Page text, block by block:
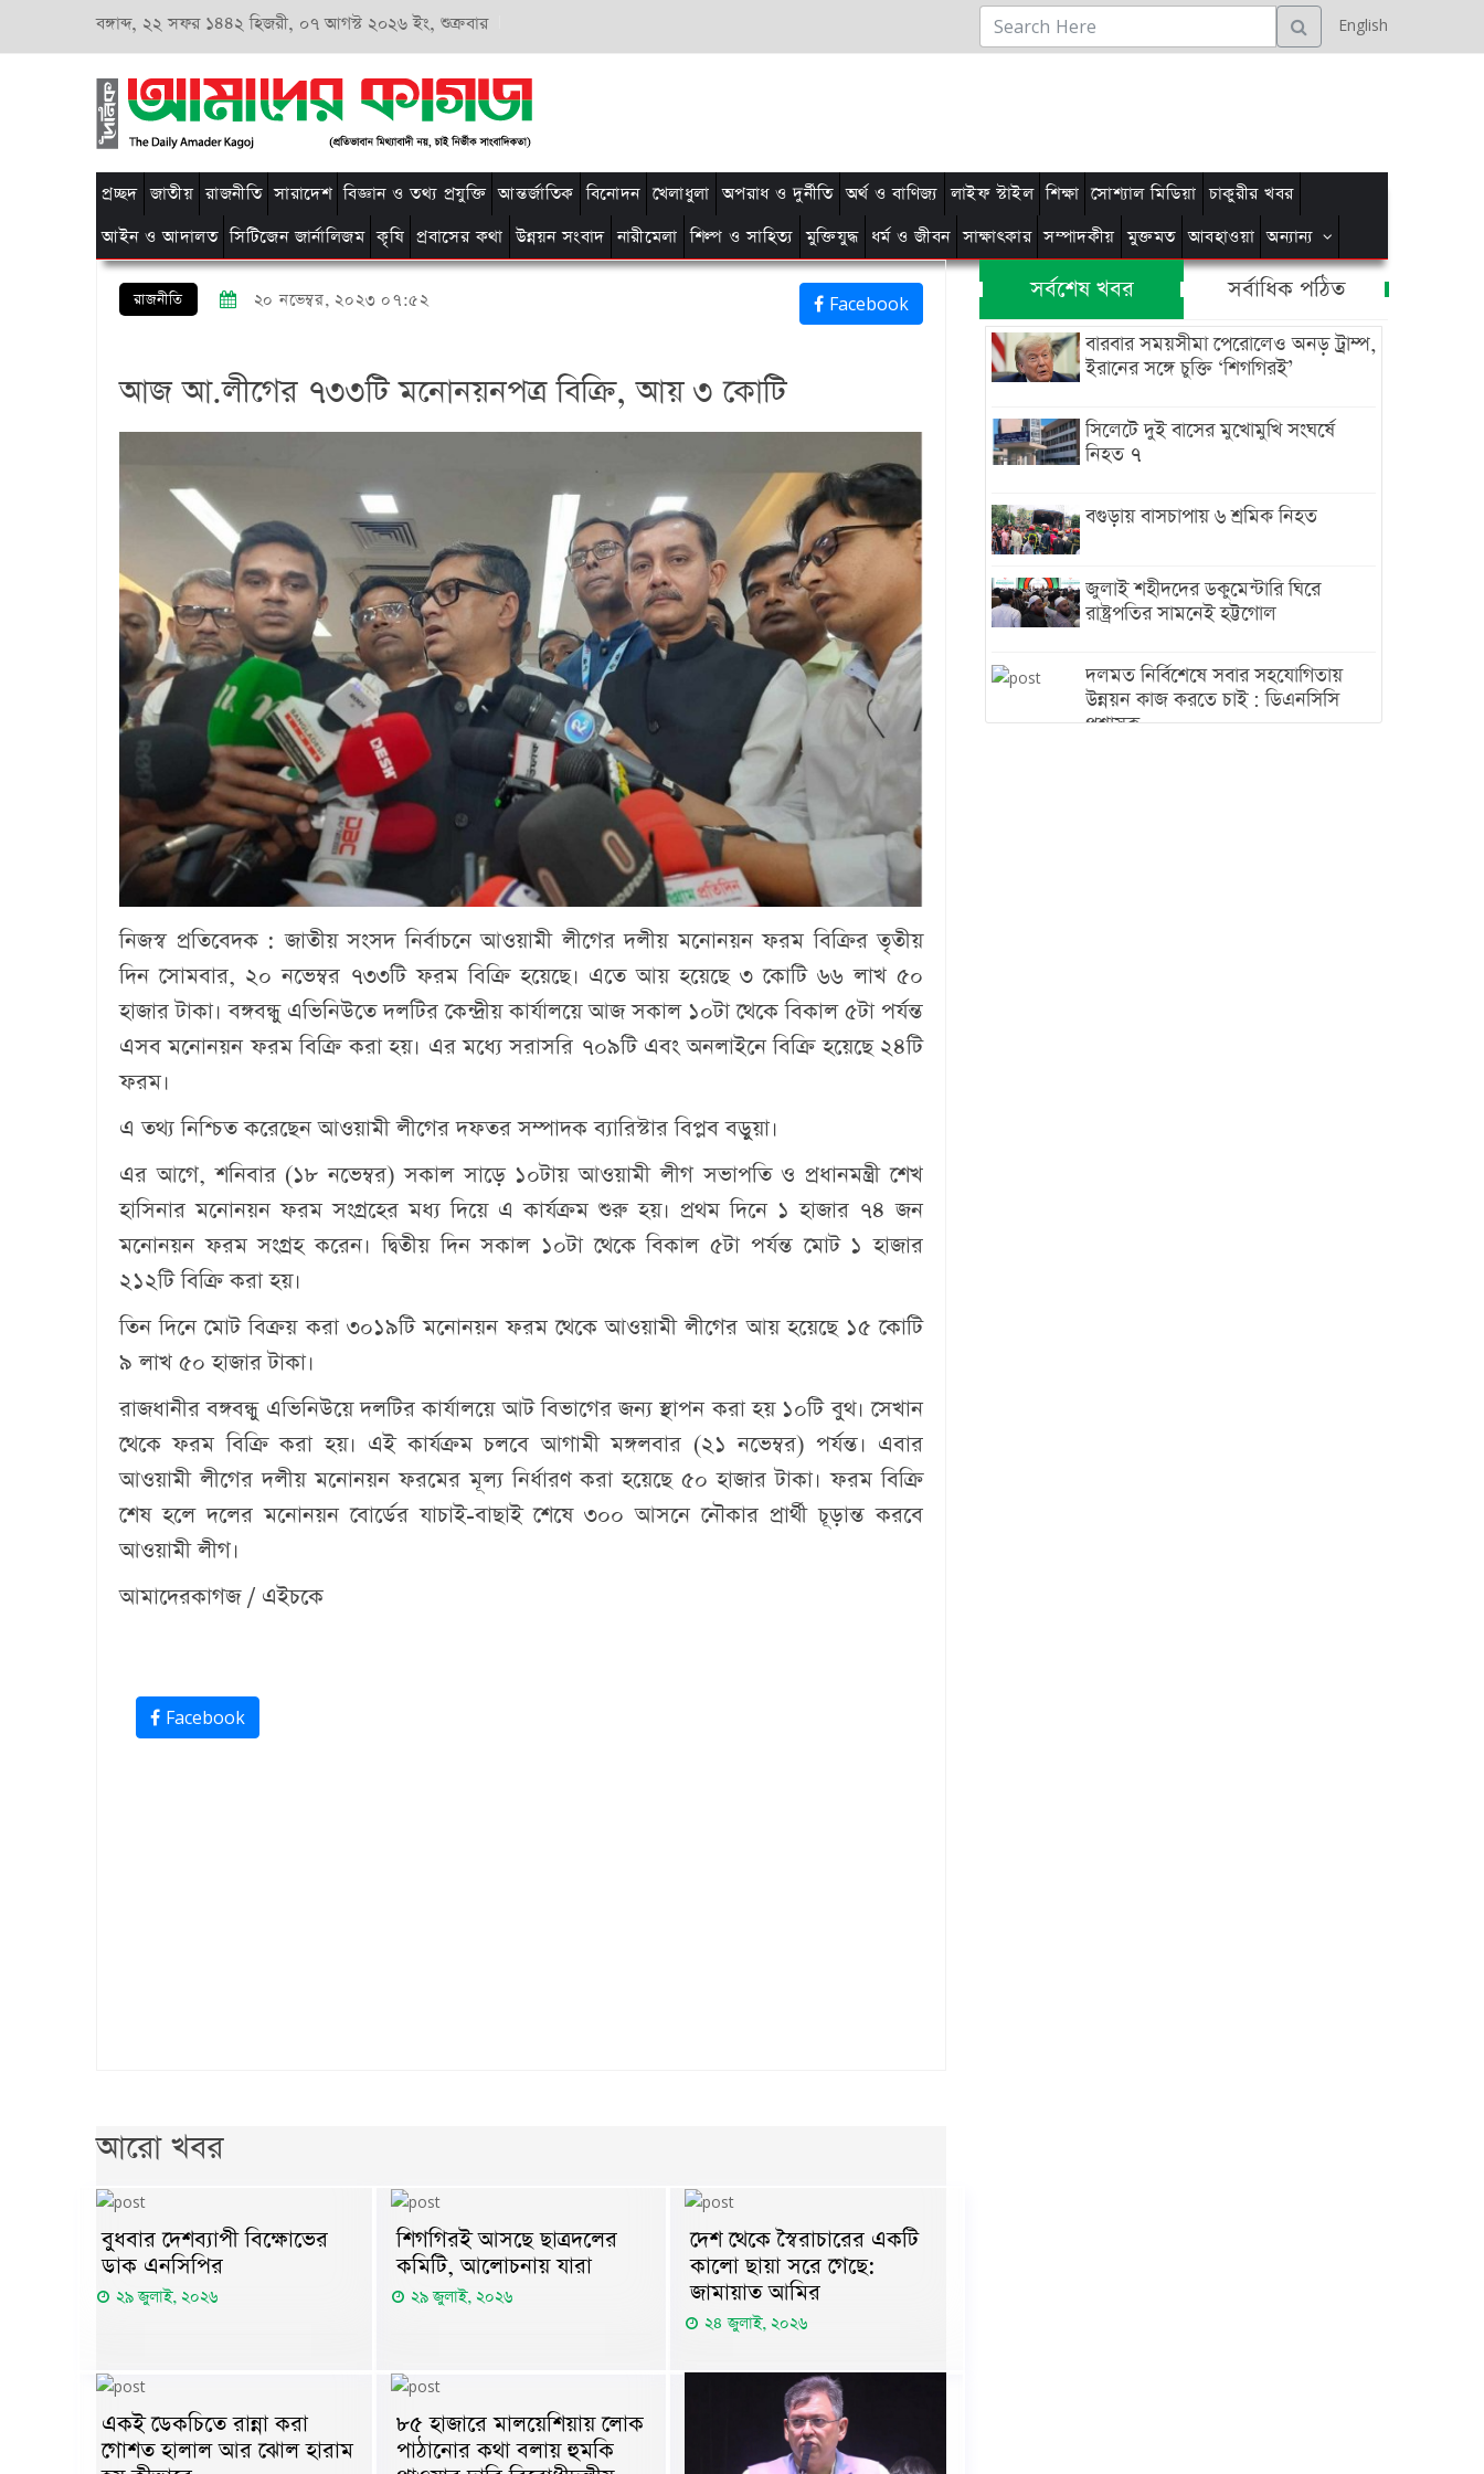
বঙ্গাব্দ, ২২ সফর ১৪৪২ হিজরী, ০৭ আগস্ট ২০২৬ ইং, শুক্রবার English
প্রচ্ছদ জাতীয় রাজনীতি সারাদেশ বিজ্ঞান ও তথ্য প্রযুক্তি আন্তর্জাতিক বিনোদন খেলাধুলা অপরাধ ও দুর্নীতি অর্থ ও বাণিজ্য লাইফ স্টাইল শিক্ষা সোশ্যাল মিডিয়া চাকুরীর খবর
আইন ও আদালত সিটিজেন জার্নালিজম কৃষি প্রবাসের কথা উন্নয়ন সংবাদ নারীমেলা শিল্প ও সাহিত্য মুক্তিযুদ্ধ ধর্ম ও জীবন সাক্ষাৎকার সম্পাদকীয় মুক্তমত আবহাওয়া অন্যান্য
রাজনীতি ২০ নভেম্বর, ২০২৩ ০৭:৫২ Facebook
আজ আ.লীগের ৭৩৩টি মনোনয়নপত্র বিক্রি, আয় ৩ কোটি
নিজস্ব প্রতিবেদক :জাতীয় সংসদ নির্বাচনে আওয়ামী লীগের দলীয় মনোনয়ন ফরম বিক্রির তৃতীয়
দিন সোমবার, ২০ নভেম্বর ৭৩৩টি ফরম বিক্রি হয়েছে। এতে আয় হয়েছে ৩ কোটি ৬৬ লাখ ৫০
হাজার টাকা। বঙ্গবন্ধু এভিনিউতে দলটির কেন্দ্রীয় কার্যালয়ে আজ সকাল ১০টা থেকে বিকাল ৫টা পর্যন্ত
এসব মনোনয়ন ফরম বিক্রি করা হয়। এর মধ্যে সরাসরি ৭০৯টি এবং অনলাইনে বিক্রি হয়েছে ২৪টি
ফরম।
এ তথ্য নিশ্চিত করেছেন আওয়ামী লীগের দফতর সম্পাদক ব্যারিস্টার বিপ্লব বড়ুয়া।
এর আগে, শনিবার (১৮ নভেম্বর) সকাল সাড়ে ১০টায় আওয়ামী লীগ সভাপতি ও প্রধানমন্ত্রী শেখ
হাসিনার মনোনয়ন ফরম সংগ্রহের মধ্য দিয়ে এ কার্যক্রম শুরু হয়। প্রথম দিনে ১ হাজার ৭৪ জন
মনোনয়ন ফরম সংগ্রহ করেন। দ্বিতীয় দিন সকাল ১০টা থেকে বিকাল ৫টা পর্যন্ত মোট ১ হাজার
২১২টি বিক্রি করা হয়।
তিন দিনে মোট বিক্রয় করা ৩০১৯টি মনোনয়ন ফরম থেকে আওয়ামী লীগের আয় হয়েছে ১৫ কোটি
৯ লাখ ৫০ হাজার টাকা।
রাজধানীর বঙ্গবন্ধু এভিনিউয়ে দলটির কার্যালয়ে আট বিভাগের জন্য স্থাপন করা হয় ১০টি বুথ। সেখান
থেকে ফরম বিক্রি করা হয়। এই কার্যক্রম চলবে আগামী মঙ্গলবার (২১ নভেম্বর) পর্যন্ত। এবার
আওয়ামী লীগের দলীয় মনোনয়ন ফরমের মূল্য নির্ধারণ করা হয়েছে ৫০ হাজার টাকা। ফরম বিক্রি
শেষ হলে দলের মনোনয়ন বোর্ডের যাচাই-বাছাই শেষে ৩০০ আসনে নৌকার প্রার্থী চূড়ান্ত করবে
আওয়ামী লীগ।
আমাদেরকাগজ / এইচকে
Facebook
আরো খবর
বুধবার দেশব্যাপী বিক্ষোভের
ডাক এনসিপির
২৯ জুলাই, ২০২৬
শিগগিরই আসছে ছাত্রদলের
কমিটি, আলোচনায় যারা
২৯ জুলাই, ২০২৬
দেশ থেকে স্বৈরাচারের একটি
কালো ছায়া সরে গেছে:
জামায়াত আমির
২৪ জুলাই, ২০২৬
একই ডেকচিতে রান্না করা
গোশত হালাল আর ঝোল হারাম
৮৫ হাজারে মালয়েশিয়ায় লোক
পাঠানোর কথা বলায় হুমকি
সর্বশেষ খবর সর্বাধিক পঠিত
বারবার সময়সীমা পেরোলেও অনড় ট্রাম্প,
ইরানের সঙ্গে চুক্তি ‘শিগগিরই’
সিলেটে দুই বাসের মুখোমুখি সংঘর্ষে
নিহত ৭
বগুড়ায় বাসচাপায় ৬ শ্রমিক নিহত
জুলাই শহীদদের ডকুমেন্টারি ঘিরে
রাষ্ট্রপতির সামনেই হট্টগোল
দলমত নির্বিশেষে সবার সহযোগিতায়
উন্নয়ন কাজ করতে চাই : ডিএনসিসি
প্রশাসক